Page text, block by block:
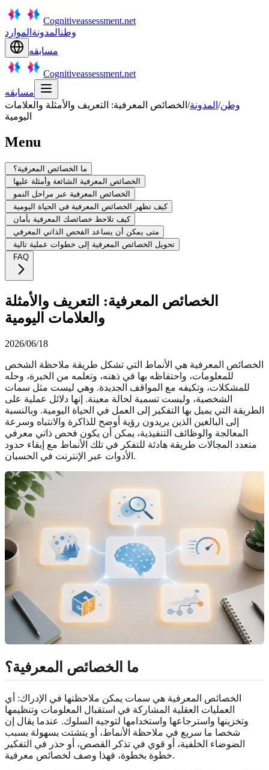
Cognitiveassessment.net
وطنالمدونة الموارد
مسابقه
Cognitiveassessment.net
مسابقه
وطن/ المدونة/ الخصائص المعرفية: التعريف والأمثلة والعلامات
اليومية
Menu
ما الخصائص المعرفية؟
الخصائص المعرفية الشائعة وأمثلة عليها
الخصائص المعرفية عبر مراحل النمو
كيف تظهر الخصائص المعرفية في الحياة اليومية
كيف تلاحظ خصائصك المعرفية بأمان
متى يمكن أن يساعد الفحص الذاتي المعرفي
تحويل الخصائص المعرفية إلى خطوات عملية تالية
FAQ
الخصائص المعرفية: التعريف والأمثلة
والعلامات اليومية
2026/06/18
الخصائص المعرفية هي الأنماط التي تشكل طريقة ملاحظة الشخص
للمعلومات، واحتفاظه بها في ذهنه، وتعلمه من الخبرة، وحله
للمشكلات، وتكيفه مع المواقف الجديدة. وهي ليست مثل سمات
الشخصية، وليست تسمية لحالة معينة. إنها دلائل عملية على
الطريقة التي يميل بها التفكير إلى العمل في الحياة اليومية. وبالنسبة
إلى البالغين الذين يريدون رؤية أوضح للذاكرة والانتباه وسرعة
المعالجة والوظائف التنفيذية، يمكن أن يكون فحص ذاتي معرفي
متعدد المجالات طريقة هادئة للتفكر في تلك الأنماط مع إبقاء حدود
الأدوات عبر الإنترنت في الحسبان.
ما الخصائص المعرفية؟
الخصائص المعرفية هي سمات يمكن ملاحظتها في الإدراك: أي
العمليات العقلية المشاركة في استقبال المعلومات وتنظيمها
وتخزينها واسترجاعها واستخدامها لتوجيه السلوك. عندما يقال إن
شخصا ما سريع في ملاحظة الأنماط، أو يتشتت بسهولة بسبب
الضوضاء الخلفية، أو قوي في تذكر القصص، أو حذر في التفكير
خطوة بخطوة، فهذا وصف لخصائص معرفية.